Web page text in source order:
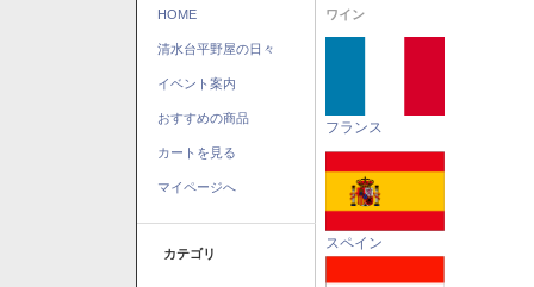
HOME
清水台平野屋の日々
イベント案内
おすすめの商品
カートを見る
マイページへ
カテゴリ
ワイン
フランス
スペイン